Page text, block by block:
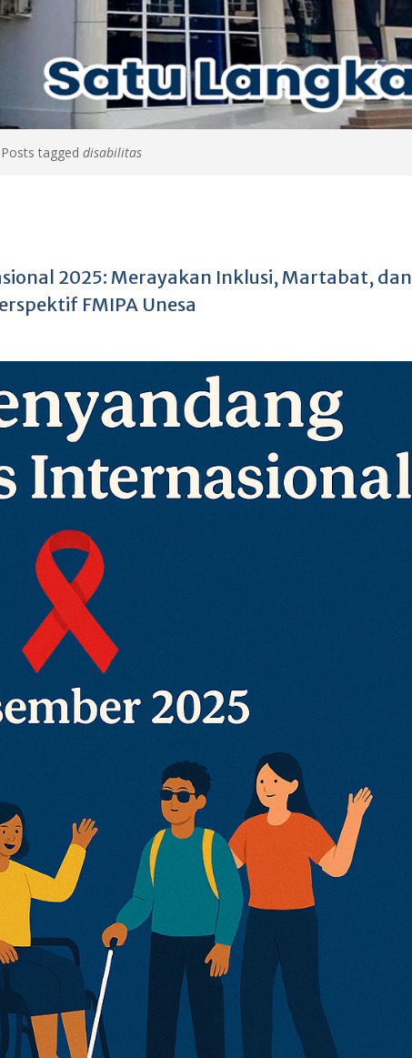
Posts tagged disabilitas
2025: Merayakan Inklusi, Martabat, dan
FMIPA Unesa